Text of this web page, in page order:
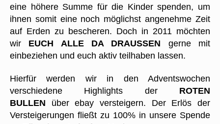
eine höhere Summe für die Kinder spenden, um
ihnen somit eine noch möglichst angenehme Zeit
auf Erden zu bescheren. Doch in 2011 möchten
wir EUCH ALLE DA DRAUSSEN gerne mit
einbeziehen und euch aktiv teilhaben lassen.
Hierfür werden wir in den Adventswochen
verschiedene Highlights der ROTEN
BULLEN über ebay versteigern. Der Erlös der
Versteigerungen fließt zu 100% in unsere Spende